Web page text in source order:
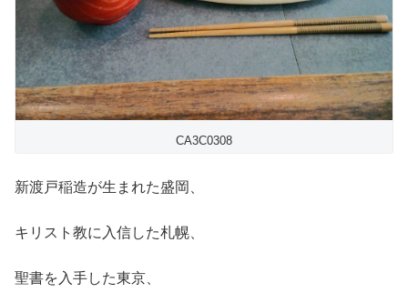
CA3C0308
新渡戸稲造が生まれた盛岡、
キリスト教に入信した札幌、
聖書を入手した東京、